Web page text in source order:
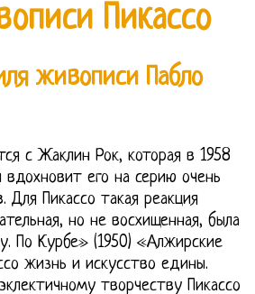
Пикассо
живописи Пабло
с Жаклин Рок, которая в 1958
его на серию очень
Для Пикассо такая реакция
но не восхищенная, была
По Курбе» (1950) «Алжирские
жизнь и искусство едины.
творчеству Пикассо